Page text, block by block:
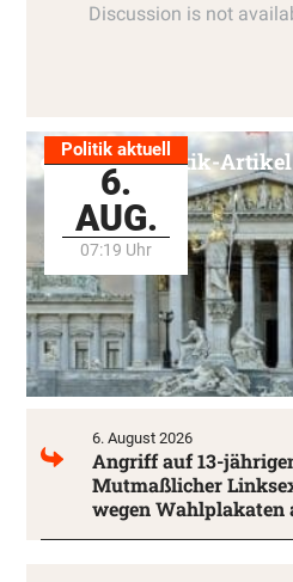
Politik aktuell
6.
AUG.
07:19 Uhr
Alle Politik-Artikel
6. August 2026
Angriff auf 13-
Mutmaßlicher
wegen Wahlplakaten